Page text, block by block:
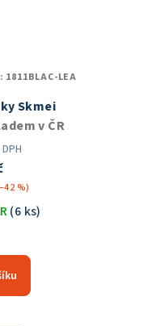
Skmei
v ČR
%)
(6 ks)
1811BLAC-LEA